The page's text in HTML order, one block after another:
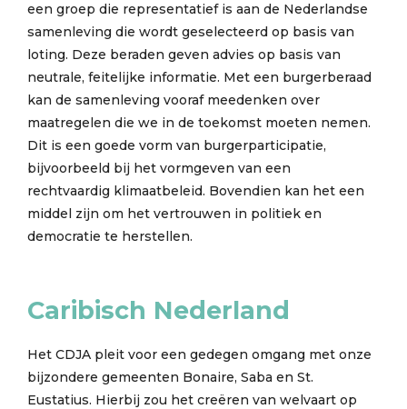
een groep die representatief is aan de Nederlandse
samenleving die wordt geselecteerd op basis van
loting. Deze beraden geven advies op basis van
neutrale, feitelijke informatie. Met een burgerberaad
kan de samenleving vooraf meedenken over
maatregelen die we in de toekomst moeten nemen.
Dit is een goede vorm van burgerparticipatie,
bijvoorbeeld bij het vormgeven van een
rechtvaardig klimaatbeleid. Bovendien kan het een
middel zijn om het vertrouwen in politiek en
democratie te herstellen.
Caribisch Nederland
Het CDJA pleit voor een gedegen omgang met onze
bijzondere gemeenten Bonaire, Saba en St.
Eustatius. Hierbij zou het creëren van welvaart op